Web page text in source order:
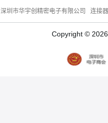
深圳市华宇创精密电子有限公司 连接
Copyright ©